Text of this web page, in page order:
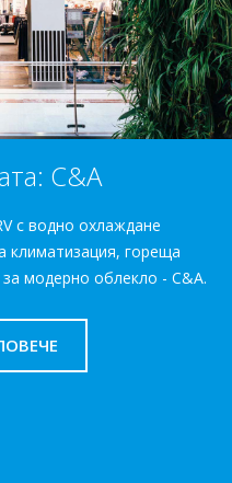
C&A
с водно охлаждане
климатизация, гореща
модерно облекло - C&A.